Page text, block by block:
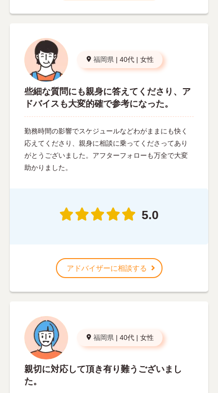
福岡県 | 40代 | 女性
些細な質問にも親身に答えてくださり、ア
ドバイスも大変的確で参考になった。
勤務時間の影響でスケジュールなどわがままにも快く
応えてくださり、親身に相談に乗ってくださってあり
がとうございました。アフターフォローも万全で大変
助かりました。
5.0
アドバイザーに相談する
福岡県 | 40代 | 女性
親切に対応して頂き有り難うございまし
た。